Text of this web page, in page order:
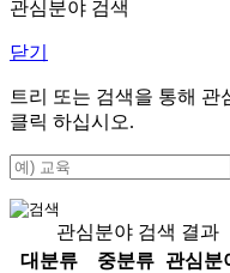
관심분야 검색
닫기
트리 또는 검색을 통해 관
클릭 하십시오.
관심분야 검색 결과
대분류
중분류
관심분